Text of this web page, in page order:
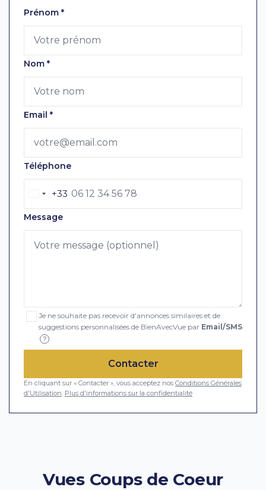
Laissez ce champ vide
Prénom *
Nom *
Email *
Téléphone
+33
Message
Je ne souhaite pas recevoir d'annonces similaires et de
suggestions personnalisées de BienAvecVue par Email/SMS
?
Contacter
En cliquant sur « Contacter », vous acceptez nos Conditions Générales
d'Utilisation Plus d'informations sur la confidentialité
Vues Coups de Coeur